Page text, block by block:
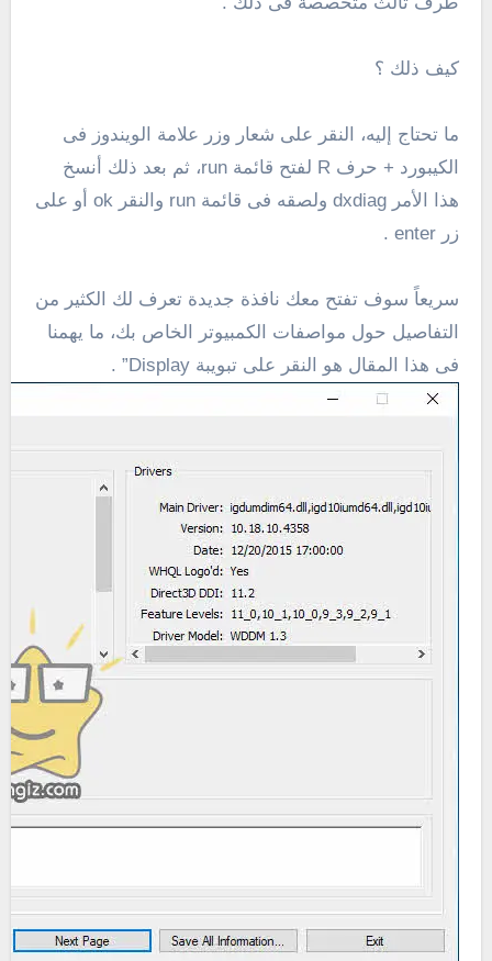
كيف ذلك ؟
ما تحتاج إليه، النقر على شعار وزر علامة الويندوز فى
الكيبورد + حرف R لفتح قائمة run، ثم بعد ذلك أنسخ
هذا الأمر dxdiag ولصقه فى قائمة run والنقر ok أو على
زر enter .
سريعاً سوف تفتح معك نافذة جديدة تعرف لك الكثير من
التفاصيل حول مواصفات الكمبيوتر الخاص بك، ما يهمنا
فى هذا المقال هو النقر على تبويبة Display” .